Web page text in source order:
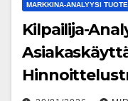
MARKKINA-ANALYYSI
Kilpailija-